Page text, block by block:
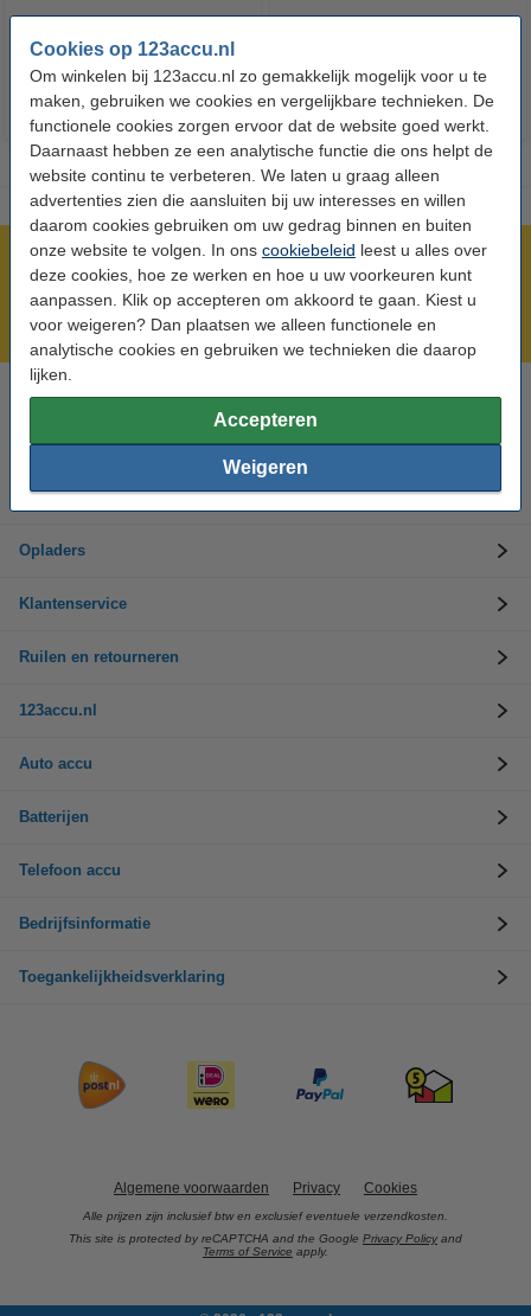
Cookies op 123accu.nl
Om winkelen bij 123accu.nl zo gemakkelijk mogelijk voor u te
maken, gebruiken we cookies en vergelijkbare technieken. De
functionele cookies zorgen ervoor dat de website goed werkt.
Daarnaast hebben ze een analytische functie die ons helpt de
website continu te verbeteren. We laten u graag alleen
advertenties zien die aansluiten bij uw interesses en willen
daarom cookies gebruiken om uw gedrag binnen en buiten
onze website te volgen. In ons cookiebeleid leest u alles over
deze cookies, hoe ze werken en hoe u uw voorkeuren kunt
aanpassen. Klik op accepteren om akkoord te gaan. Kiest u
voor weigeren? Dan plaatsen we alleen functionele en
analytische cookies en gebruiken we technieken die daarop
lijken.
Accepteren
Weigeren
BTW
Meer dan 5 miljoen klanten!
Voor 23.59 uur besteld, morgen in huis!
Laagsteprijsgarantie!
Hulp nodig? Bel ons op 0294-787125
Op werkdagen van 9.00 tot 17.30 uur
Accu's
Opladers
Klantenservice
Ruilen en retourneren
123accu.nl
Auto accu
Batterijen
Telefoon accu
Bedrijfsinformatie
Toegankelijkheidsverklaring
Algemene voorwaarden Privacy Cookies
Alle prijzen zijn inclusief btw en exclusief eventuele verzendkosten.
This site is protected by reCAPTCHA and the Google Privacy Policy and
Terms of Service apply.